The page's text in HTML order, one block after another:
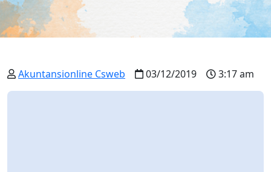
Akuntansionline Csweb 03/12/2019 3:17 am